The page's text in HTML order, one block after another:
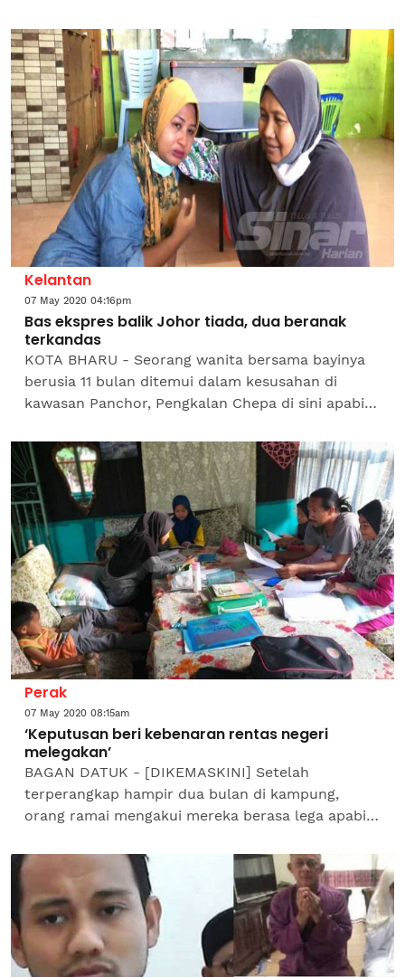
Pergerakan (PKP), bermula...
Kelantan
07 May 2020 04:16pm
Bas ekspres balik Johor tiada, dua beranak
terkandas
KOTA BHARU - Seorang wanita bersama bayinya
berusia 11 bulan ditemui dalam kesusahan di
kawasan Panchor, Pengkalan Chepa di sini apabila
pulang ke Skudai,...
Perak
07 May 2020 08:15am
‘Keputusan beri kebenaran rentas negeri
melegakan’
BAGAN DATUK - [DIKEMASKINI] Setelah
terperangkap hampir dua bulan di kampung,
orang ramai mengakui mereka berasa lega apabila
Pekerja kilang, Nor Azam Mat...